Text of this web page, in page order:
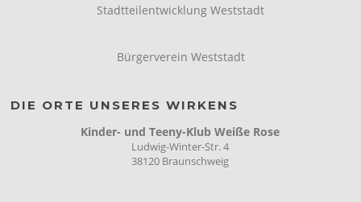
Stadtteilentwicklung Weststadt
Bürgerverein Weststadt
DIE ORTE UNSERES WIRKENS
Kinder- und Teeny-Klub Weiße Rose
Ludwig-Winter-Str. 4
38120 Braunschweig